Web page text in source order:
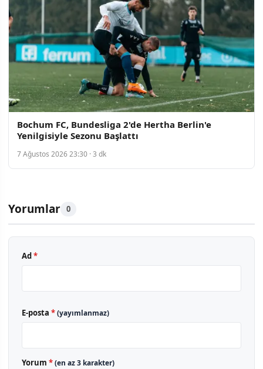
Bochum FC, Bundesliga 2'de Hertha Berlin'e
Yenilgisiyle Sezonu Başlattı
7 Ağustos 2026 23:30 · 3 dk
Yorumlar 0
Ad*
E-posta *(yayımlanmaz)
Yorum *(en az 3 karakter)